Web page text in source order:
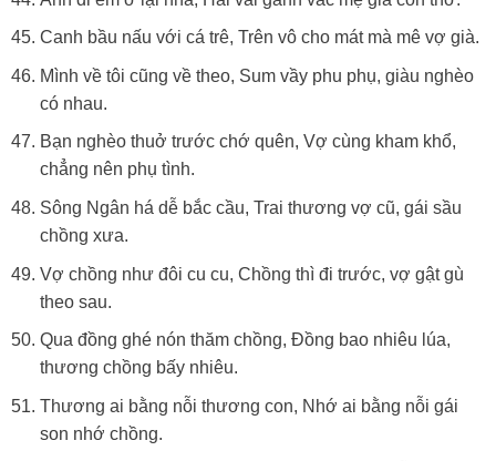
Canh bầu nấu với cá trê, Trên vô cho mát mà mê vợ già.
Mình về tôi cũng về theo, Sum vầy phu phụ, giàu nghèo
có nhau.
Bạn nghèo thuở trước chớ quên, Vợ cùng kham khổ,
chẳng nên phụ tình.
Sông Ngân há dễ bắc cầu, Trai thương vợ cũ, gái sầu
chồng xưa.
Vợ chồng như đôi cu cu, Chồng thì đi trước, vợ gật gù
theo sau.
Qua đồng ghé nón thăm chồng, Đồng bao nhiêu lúa,
thương chồng bấy nhiêu.
Thương ai bằng nỗi thương con, Nhớ ai bằng nỗi gái
son nhớ chồng.